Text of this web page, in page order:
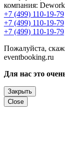
компания:
+7 (499) 110-19-79
+7 (499) 110-19-79
+7 (499) 110-19-79
Пожалуйста,
eventbooking.ru
Для нас это
Закрыть
Close